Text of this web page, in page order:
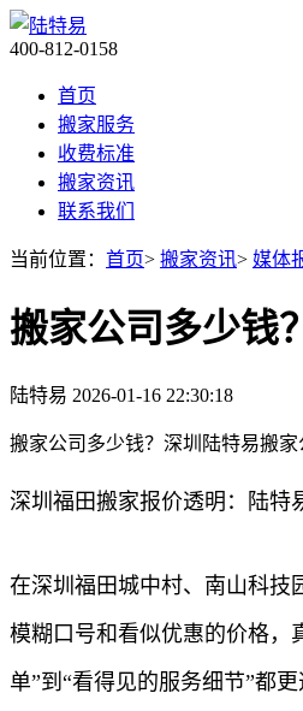
400-812-0158
首页
搬家服务
收费标准
搬家资讯
联系我们
当前位置： 首页> 搬家资讯> 媒体
搬家公司多少钱
陆特易 2026-01-16 22:30:18
搬家公司多少钱？深圳陆特易搬
深圳福田搬家报价透明：陆特
在深圳福田城中村、南山科技
模糊口号和看似优惠的价格，
单”到“看得见的服务细节”都